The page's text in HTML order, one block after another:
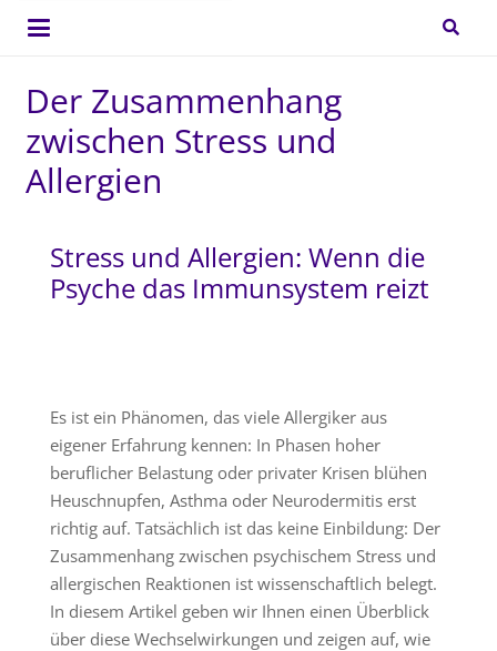
Der Zusammenhang
zwischen Stress und
Allergien
Stress und Allergien: Wenn die
Psyche das Immunsystem reizt
Es ist ein Phänomen, das viele Allergiker aus
eigener Erfahrung kennen: In Phasen hoher
beruflicher Belastung oder privater Krisen blühen
Heuschnupfen, Asthma oder Neurodermitis erst
richtig auf. Tatsächlich ist das keine Einbildung: Der
Zusammenhang zwischen psychischem Stress und
allergischen Reaktionen ist wissenschaftlich belegt.
In diesem Artikel geben wir Ihnen einen Überblick
über diese Wechselwirkungen und zeigen auf, wie